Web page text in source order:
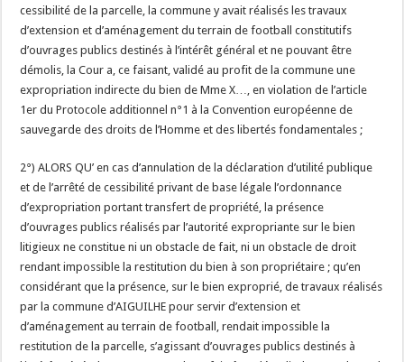
cessibilité de la parcelle, la commune y avait réalisés les travaux
d’extension et d’aménagement du terrain de football constitutifs
d’ouvrages publics destinés à l’intérêt général et ne pouvant être
démolis, la Cour a, ce faisant, validé au profit de la commune une
expropriation indirecte du bien de Mme X…, en violation de l’article
1er du Protocole additionnel n°1 à la Convention européenne de
sauvegarde des droits de l’Homme et des libertés fondamentales ;
2°) ALORS QU’ en cas d’annulation de la déclaration d’utilité publique
et de l’arrêté de cessibilité privant de base légale l’ordonnance
d’expropriation portant transfert de propriété, la présence
d’ouvrages publics réalisés par l’autorité expropriante sur le bien
litigieux ne constitue ni un obstacle de fait, ni un obstacle de droit
rendant impossible la restitution du bien à son propriétaire ; qu’en
considérant que la présence, sur le bien exproprié, de travaux réalisés
par la commune d’AIGUILHE pour servir d’extension et
d’aménagement au terrain de football, rendait impossible la
restitution de la parcelle, s’agissant d’ouvrages publics destinés à